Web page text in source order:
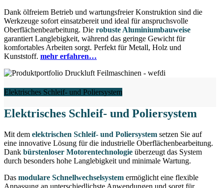
Dank ölfreiem Betrieb und wartungsfreier Konstruktion sind die
Werkzeuge sofort einsatzbereit und ideal für anspruchsvolle
Oberflächenbearbeitung. Die robuste Aluminiumbauweise
garantiert Langlebigkeit, während das geringe Gewicht für
komfortables Arbeiten sorgt. Perfekt für Metall, Holz und
Kunststoff. mehr erfahren…
Elektrisches Schleif- und Poliersystem
Elektrisches Schleif- und Poliersystem
Mit dem elektrischen Schleif- und Poliersystem setzen Sie auf
eine innovative Lösung für die industrielle Oberflächenbearbeitung.
Dank bürstenloser Motorentechnologie überzeugt das System
durch besonders hohe Langlebigkeit und minimale Wartung.
Das modulare Schnellwechselsystem ermöglicht eine flexible
Anpassung an unterschiedlichste Anwendungen und sorgt für